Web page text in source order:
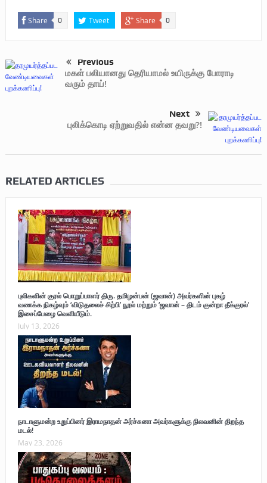
Share 0 Tweet Share 0
Previous
மகள் பலியானது தெரியாமல் உயிருக்கு போராடி
வரும் தாய்!
Next
புலிக்கொடி ஏற்றுவதில் என்ன தவறு?!
RELATED ARTICLES
புலிகளின் குரல் பொறுப்பாளர் திரு. தமிழன்பன் (ஜவான்) அவர்களின் புகழ்
வணக்க நிகழ்வும் ‘விடுதலைச் சிற்பி’ நூல் மற்றும் ‘ஜவான் – திடம் குன்றா தீக்குரல்’
இசைப்பேழை வெளியீடும்.
July 13, 2026
நாடாளுமன்ற உறுப்பினர் இராமநாதன் அர்ச்சுனா அவர்களுக்கு நிலவனின் திறந்த
மடல்!
May 23, 2026